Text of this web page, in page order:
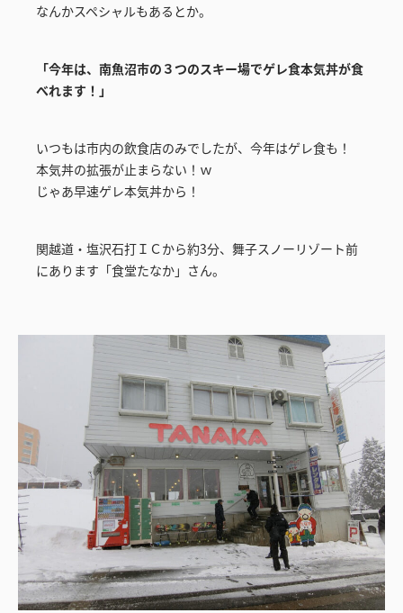
なんかスペシャルもあるとか。
「今年は、南魚沼市の３つのスキー場でゲレ食本気丼が食
べれます！」
いつもは市内の飲食店のみでしたが、今年はゲレ食も！
本気丼の拡張が止まらない！ｗ
じゃあ早速ゲレ本気丼から！
関越道・塩沢石打ＩＣから約3分、舞子スノーリゾート前
にあります「食堂たなか」さん。